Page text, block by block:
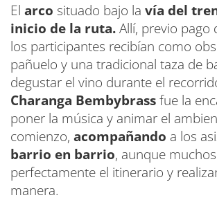
El arco situado bajo la vía del
inicio de la ruta.Allí, previo pago
los participantes recibían como
pañuelo y una tradicional taza de
degustar el vino durante el
Charanga Bembybrassfue la
poner la música y animar el
comienzo, acompañando a los
barrio en barrio, aunque
perfectamente el itinerario y
manera.